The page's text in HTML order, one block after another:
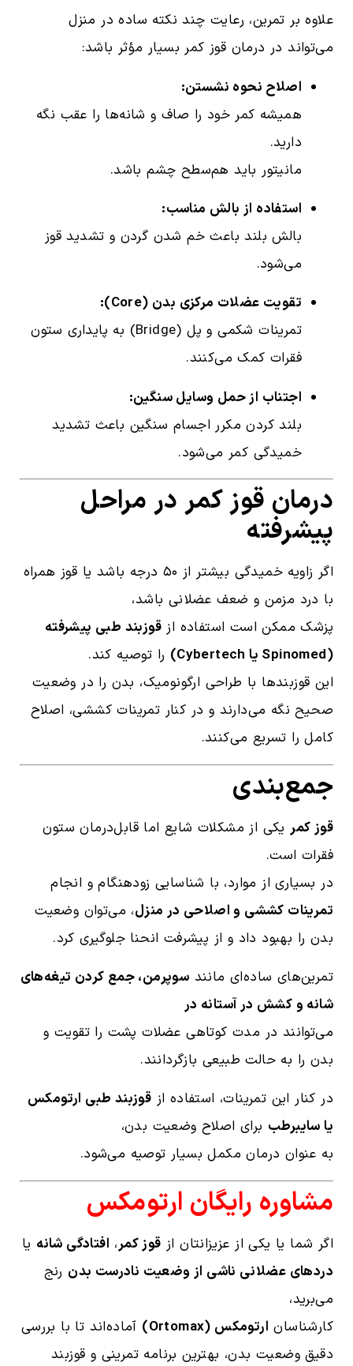
علاوه بر تمرین، رعایت چند نکته ساده در منزل
می‌تواند در درمان قوز کمر بسیار مؤثر باشد:
اصلاح نحوه نشستن:
همیشه کمر خود را صاف و شانه‌ها را عقب نگه
دارید.
مانیتور باید هم‌سطح چشم باشد.
استفاده از بالش مناسب:
بالش بلند باعث خم شدن گردن و تشدید قوز
می‌شود.
تقویت عضلات مرکزی بدن (Core):
تمرینات شکمی و پل (Bridge) به پایداری ستون
فقرات کمک می‌کنند.
اجتناب از حمل وسایل سنگین:
بلند کردن مکرر اجسام سنگین باعث تشدید
خمیدگی کمر می‌شود.
درمان قوز کمر در مراحل
پیشرفته
اگر زاویه خمیدگی بیشتر از ۵۰ درجه باشد یا قوز همراه
با درد مزمن و ضعف عضلانی باشد،
پزشک ممکن است استفاده از قوزبند طبی پیشرفته
(Spinomed یا Cybertech)
را توصیه کند.
این قوزبندها با طراحی ارگونومیک، بدن را در وضعیت
صحیح نگه می‌دارند و در کنار تمرینات کششی، اصلاح
کامل را تسریع می‌کنند.
جمع‌بندی
قوز کمریکی از مشکلات شایع اما قابل‌درمان ستون
فقرات است.
در بسیاری از موارد، با شناسایی زودهنگام و انجام
تمرینات کششی و اصلاحی در منزل، می‌توان وضعیت
بدن را بهبود داد و از پیشرفت انحنا جلوگیری کرد.
تمرین‌های ساده‌ای مانند سوپرمن، جمع کردن تیغه‌های
شانه و کشش در آستانه در
می‌توانند در مدت کوتاهی عضلات پشت را تقویت و
بدن را به حالت طبیعی بازگردانند.
در کنار این تمرینات، استفاده از قوزبند طبی ارتومکس
یا سایبرطب برای اصلاح وضعیت بدن،
به عنوان درمان مکمل بسیار توصیه می‌شود.
مشاوره رایگان ارتومکس
اگر شما یا یکی از عزیزانتان از قوز کمر، افتادگی شانه یا
دردهای عضلانی ناشی از وضعیت نادرست بدن رنج
می‌برید،
کارشناسان ارتومکس (Ortomax)
آماده‌اند تا با بررسی
دقیق وضعیت بدن، بهترین برنامه تمرینی و قوزبند